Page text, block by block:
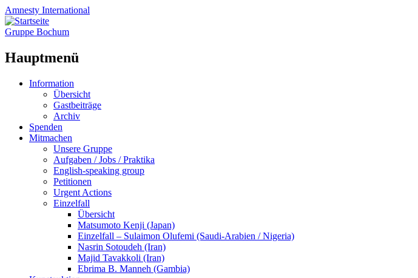
Amnesty International
Gruppe Bochum
Hauptmenü
Zum
Information
Übersicht
Gastbeiträge
Archiv
Spenden
Mitmachen
Unsere Gruppe
Aufgaben / Jobs / Praktika
English-speaking group
Petitionen
Urgent Actions
Einzelfall
Übersicht
Matsumoto Kenji (Japan)
Einzelfall – Sulaimon Olufemi (Saudi-Arabien / Nigeria)
Nasrin Sotoudeh (Iran)
Majid Tavakkoli (Iran)
Ebrima B. Manneh (Gambia)